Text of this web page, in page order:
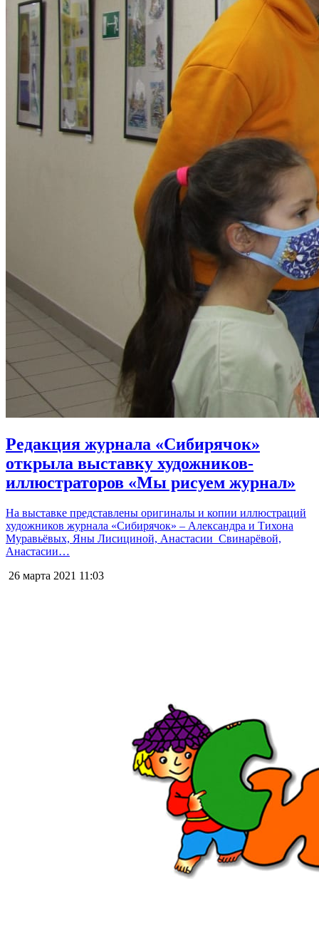
Редакция журнала «Сибирячок»
открыла выставку художников-
иллюстраторов «Мы рисуем журнал»
На выставке представлены оригиналы и копии иллюстраций
художников журнала «Сибирячок» – Александра и Тихона
Муравьёвых, Яны Лисициной, Анастасии Свинарёвой,
Анастасии…
26 марта 2021 11:03